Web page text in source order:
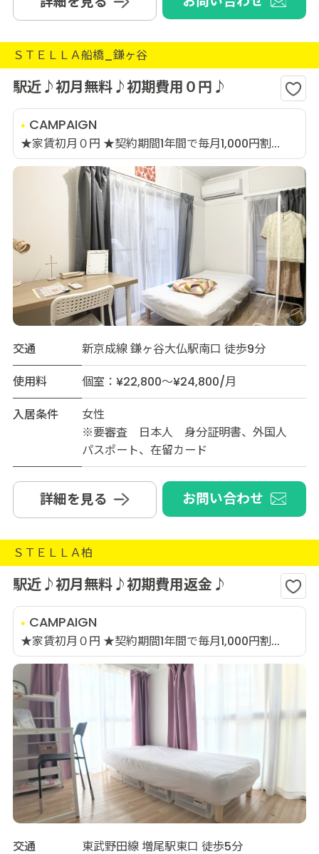
ＳＴＥＬＬＡ船橋_鎌ヶ谷
駅近♪初月無料♪初期費用０円♪
CAMPAIGN
★家賃初月０円 ★契約期間1年間で毎月1,000円割...
交通
新京成線 鎌ヶ谷大仏駅南口 徒歩9分
使用料
個室：¥22,800～¥24,800/月
入居条件
女性
※要審査 日本人 身分証明書、外国人
パスポート、在留カード
詳細を見る お問い合わせ
ＳＴＥＬＬＡ柏
駅近♪初月無料♪初期費用返金♪
CAMPAIGN
★家賃初月０円 ★契約期間1年間で毎月1,000円割...
交通
東武野田線 増尾駅東口 徒歩5分